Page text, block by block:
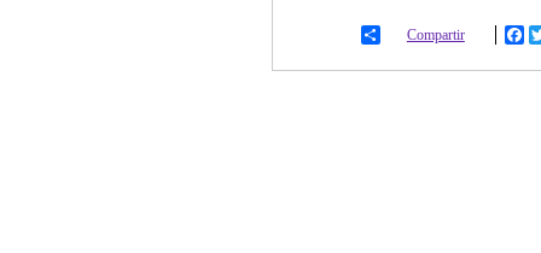
Compartir